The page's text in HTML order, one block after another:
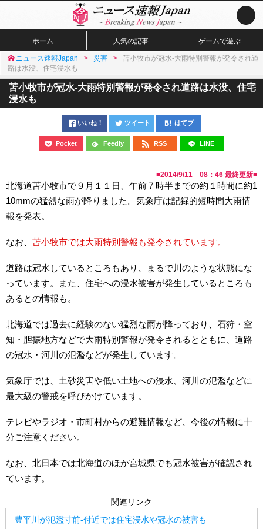
ホーム 人気の記事 ゲームで遊ぶ
ニュース速報Japan 災害
苫小牧市が冠水-大雨特別警報が発令され道
路は水没、住宅浸水も
苫小牧市が冠水-大雨特別警報が発令され道路は水没、住宅
浸水も
いいね！ ツイート はてブ
Pocket Feedly RSS LINE
■2014/9/11 08：46 最終更新■
北海道苫小牧市で９月１１日、午前７時半までの約１時間に約1
10mmの猛烈な雨が降りました。気象庁は記録的短時間大雨情
報を発表。
なお、 苫小牧市では大雨特別警報も発令されています。
道路は冠水しているところもあり、まるで川のような状態にな
っています。また、住宅への浸水被害が発生しているところも
あるとの情報も。
北海道では過去に経験のない猛烈な雨が降っており、石狩・空
知・胆振地方などで大雨特別警報が発令されるとともに、道路
の冠水・河川の氾濫などが発生しています。
気象庁では、土砂災害や低い土地への浸水、河川の氾濫などに
最大級の警戒を呼びかけています。
テレビやラジオ・市町村からの避難情報など、今後の情報に十
分ご注意ください。
なお、北日本では北海道のほか宮城県でも冠水被害が確認され
ています。
関連リンク
豊平川が氾濫寸前-付近では住宅浸水や冠水の被害も